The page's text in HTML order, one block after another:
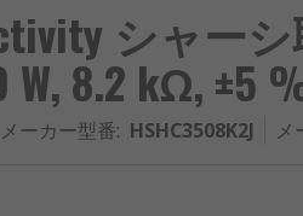
シャー
W, 8.2 kΩ, ±5
メーカー型番: HSHC3508K2J メ